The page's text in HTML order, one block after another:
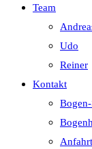
Team
Udo
Reiner
Kontakt
Anfahrt